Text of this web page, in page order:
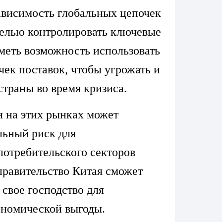
глобальных цепочек
контролировать ключевые
возможность использовать
поставок, чтобы угрожать и
во время кризиса.
этих рынках может
риск для
секторов
Китая сможет
господство для
выгоды.